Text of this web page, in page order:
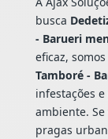
busca
- Barueri
eficaz, somos
Tamboré -
infestações
ambiente.
pragas